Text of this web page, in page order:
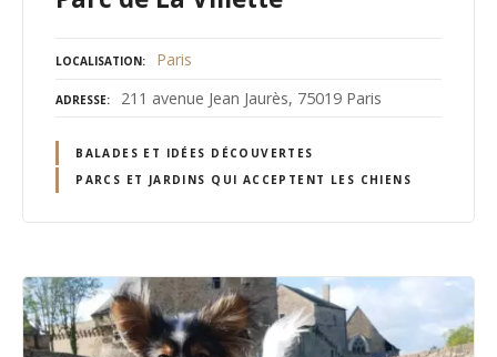
LOCALISATION Paris
ADRESSE 211 avenue Jean Jaurès, 75019 Paris
BALADES ET IDÉES DÉCOUVERTES
PARCS ET JARDINS QUI ACCEPTENT LES CHIENS